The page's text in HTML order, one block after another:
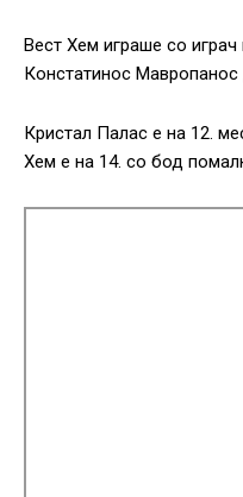
Вест Хем играше со играч
Констатинос
Кристал Палас е на 12.
Хем е на 14. со бод